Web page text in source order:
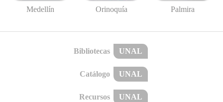
Medellín Orinoquía Palmira
Bibliotecas UNAL
Catálogo UNAL
Recursos UNAL